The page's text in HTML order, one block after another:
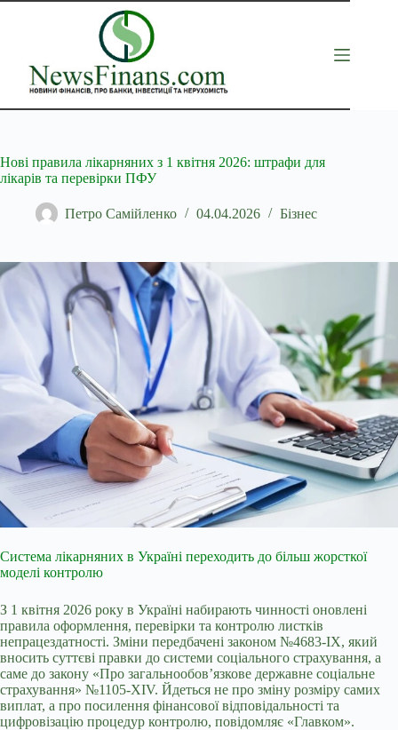
Перейти
Нові правила лікарняних з 1 квітня 2026: штрафи для
лікарів та перевірки ПФУ
Петро Самійленко 04.04.2026 Бізнес
Система лікарняних в Україні переходить до більш жорсткої
моделі контролю
З 1 квітня 2026 року в Україні набирають чинності оновлені
правила оформлення, перевірки та контролю листків
непрацездатності. Зміни передбачені законом №4683-ІХ, який
вносить суттєві правки до системи соціального страхування, а
саме до закону «Про загальнообов’язкове державне соціальне
страхування» №1105-XIV. Йдеться не про зміну розміру самих
виплат, а про посилення фінансової відповідальності та
цифровізацію процедур контролю, повідомляє «Главком».